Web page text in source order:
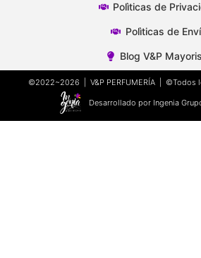
Polìticas de
Polìticas de
Blog V&P
©2022~2026 | V&P PERFUMERÍA | ©Todos
Desarrollado por Ingenia